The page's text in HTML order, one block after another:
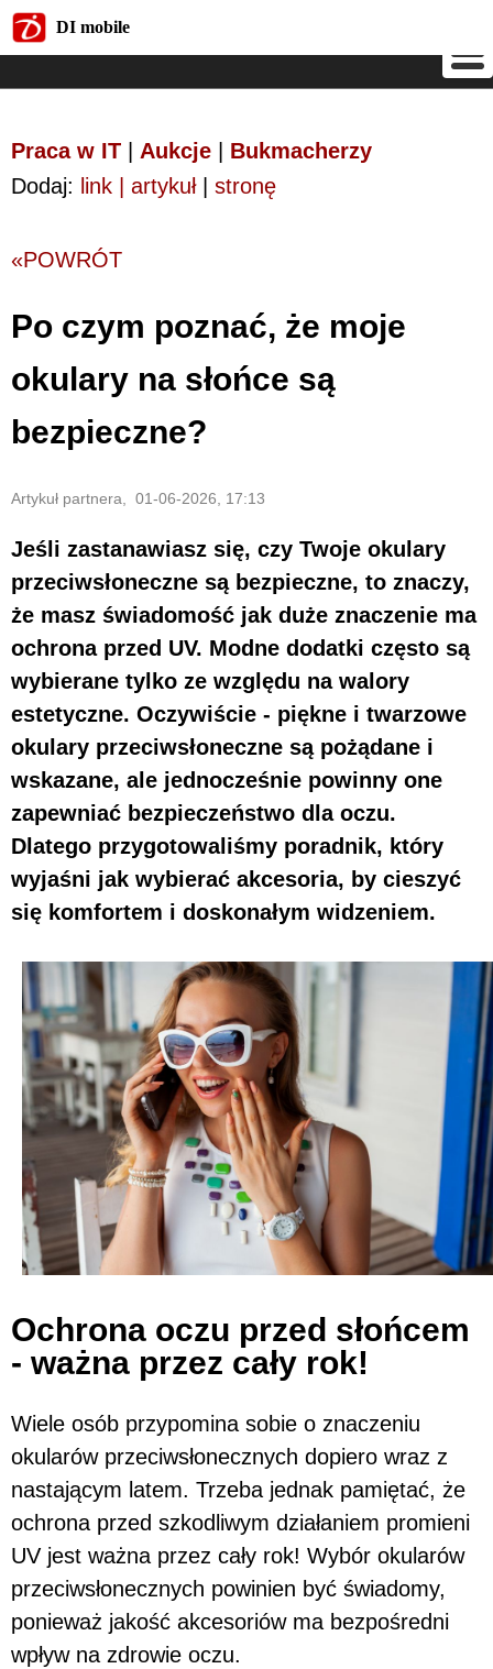
DI mobile
Praca w IT Aukcje
Bukmacherzy
Dodaj: link | artykuł| stronę
«POWRÓT
Po czym poznać, że moje
okulary na słońce są
bezpieczne?
Artykuł partnera, 01-06-2026, 17:13
Jeśli zastanawiasz się, czy Twoje okulary
przeciwsłoneczne są bezpieczne, to znaczy,
że masz świadomość jak duże znaczenie ma
ochrona przed UV. Modne dodatki często są
wybierane tylko ze względu na walory
estetyczne. Oczywiście - piękne i twarzowe
okulary przeciwsłoneczne są pożądane i
wskazane, ale jednocześnie powinny one
zapewniać bezpieczeństwo dla oczu.
Dlatego przygotowaliśmy poradnik, który
wyjaśni jak wybierać akcesoria, by cieszyć
się komfortem i doskonałym widzeniem.
Ochrona oczu przed słońcem
- ważna przez cały rok!
Wiele osób przypomina sobie o znaczeniu
okularów przeciwsłonecznych dopiero wraz z
nastającym latem. Trzeba jednak pamiętać, że
ochrona przed szkodliwym działaniem promieni
UV jest ważna przez cały rok! Wybór okularów
przeciwsłonecznych powinien być świadomy,
ponieważ jakość akcesoriów ma bezpośredni
wpływ na zdrowie oczu.
DI mobile